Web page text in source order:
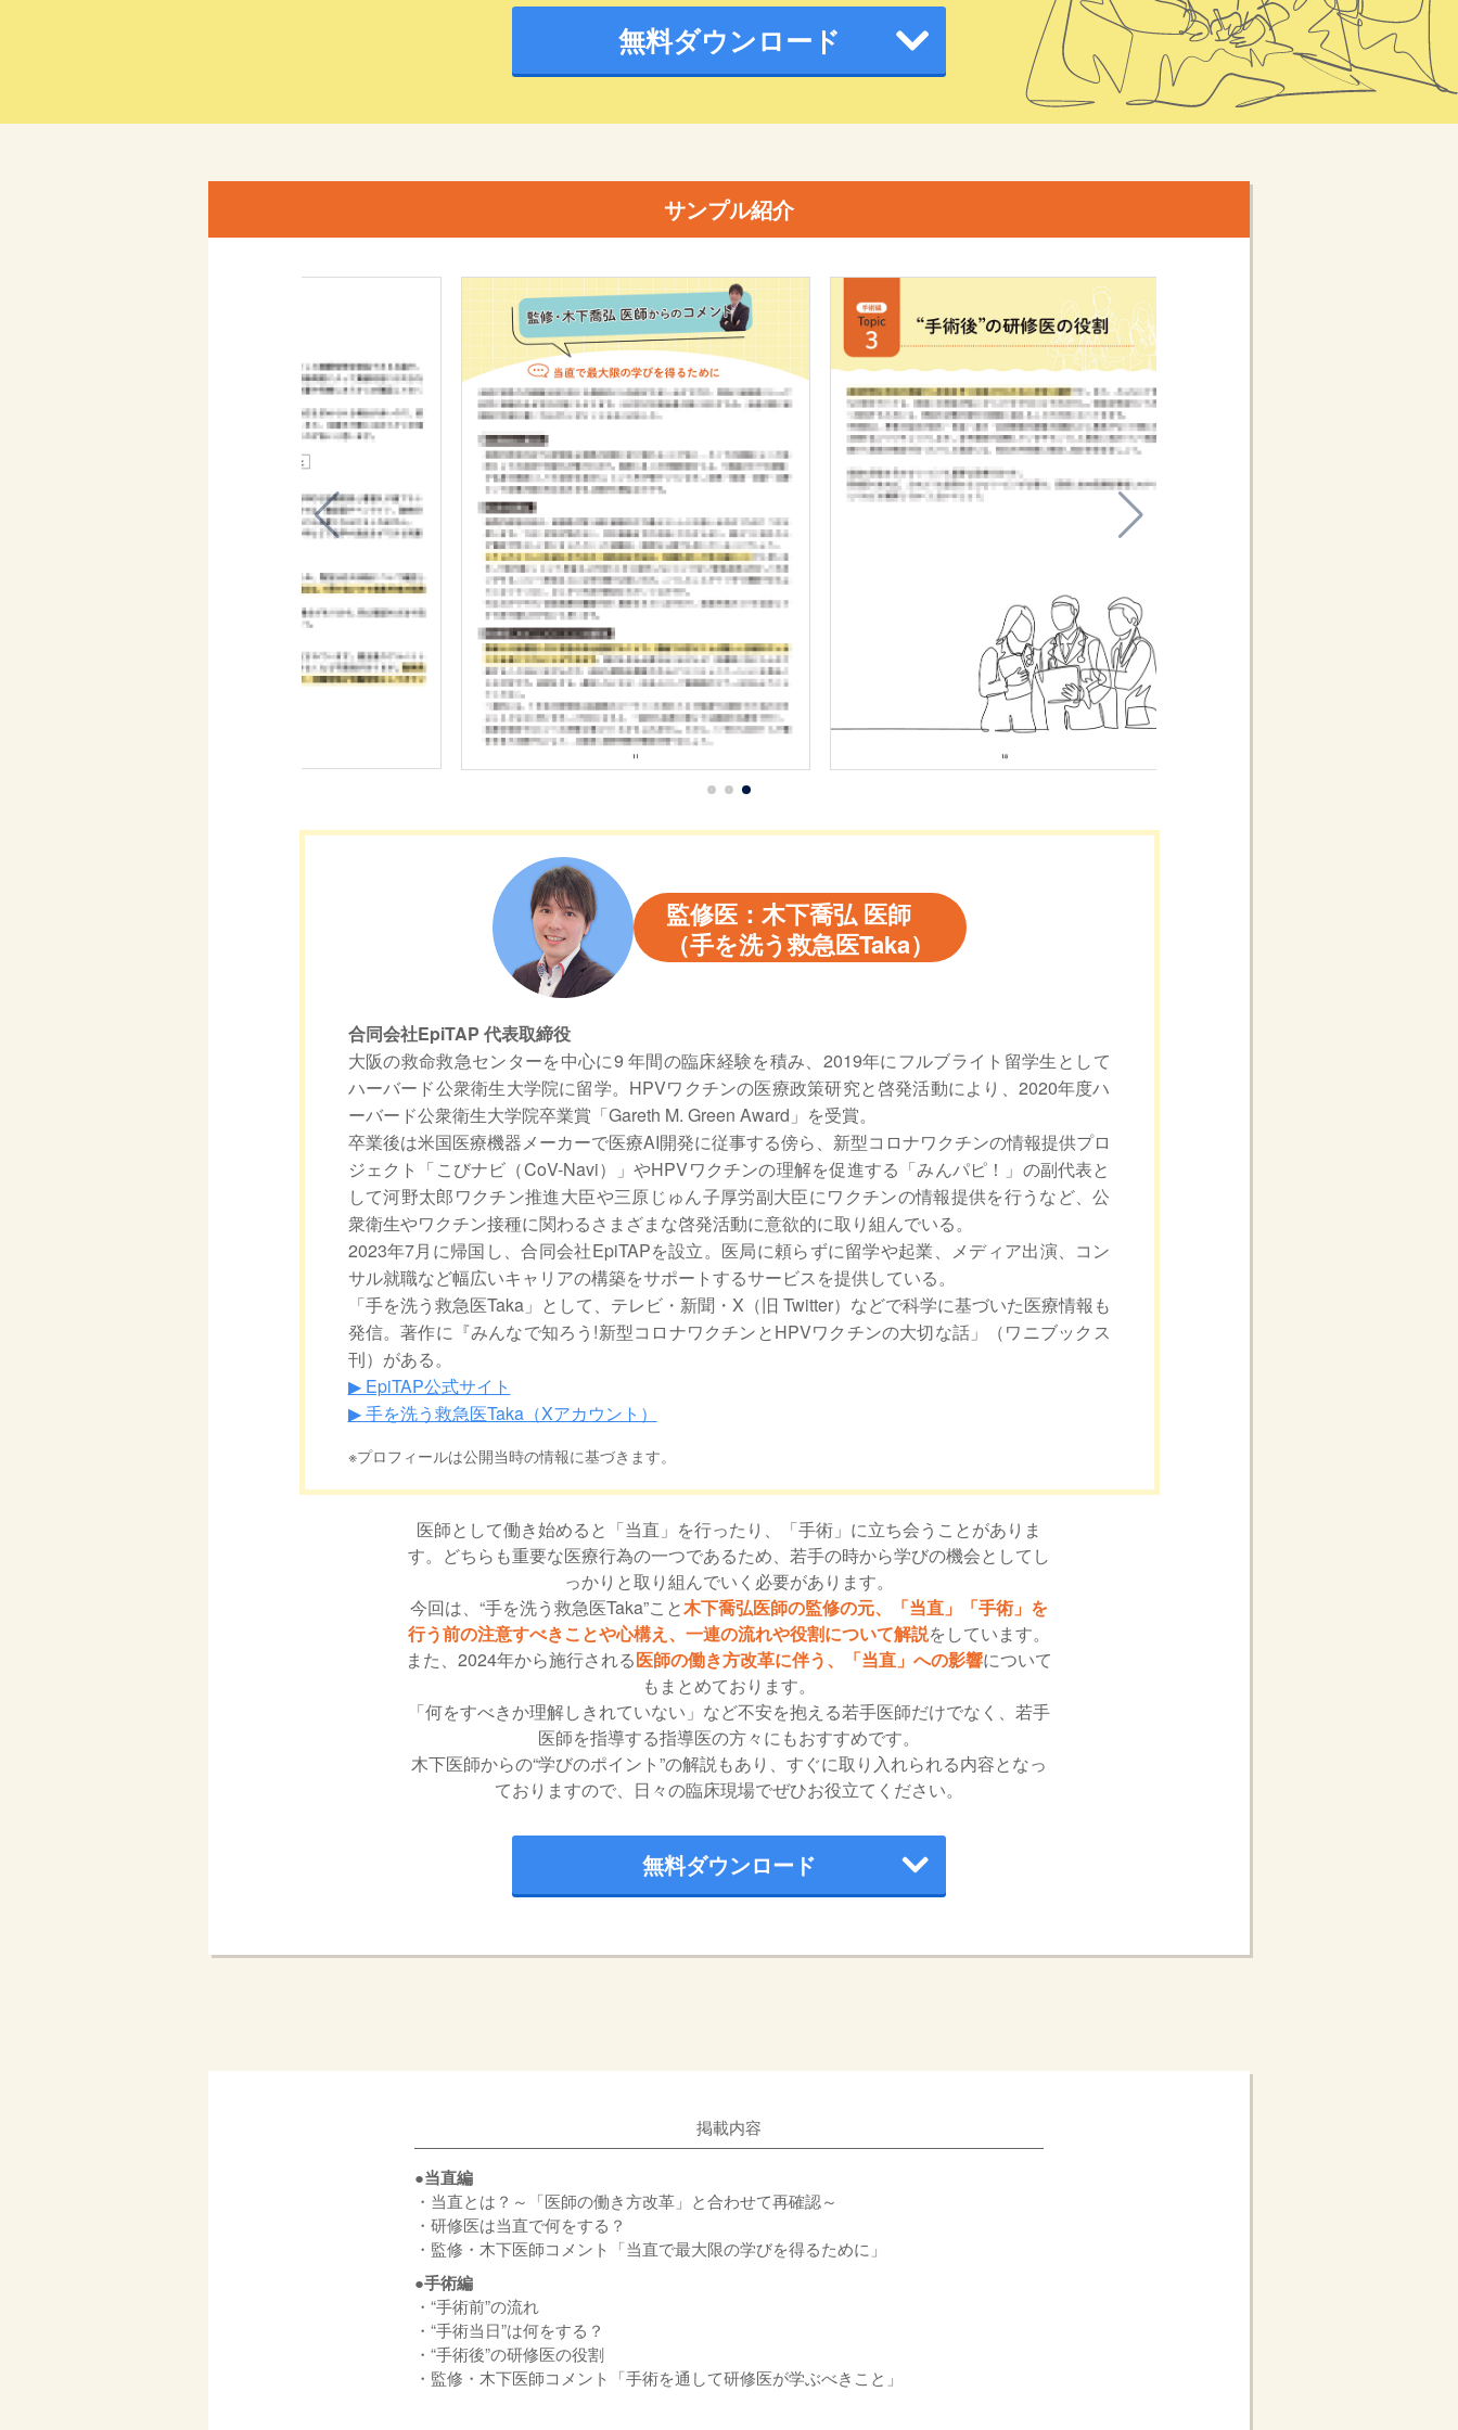
無料ダウンロード
サンプル紹介
監修医：木下喬弘 医師
（手を洗う救急医Taka）
合同会社EpiTAP 代表取締役
大阪の救命救急センターを中心に9 年間の臨床経験を積み、2019年にフルブライト留学生として
ハーバード公衆衛生大学院に留学。HPVワクチンの医療政策研究と啓発活動により、2020年度ハ
ーバード公衆衛生大学院卒業賞「Gareth M. Green Award」を受賞。
卒業後は米国医療機器メーカーで医療AI開発に従事する傍ら、新型コロナワクチンの情報提供プロ
ジェクト「こびナビ（CoV-Navi）」やHPVワクチンの理解を促進する「みんパピ！」の副代表と
して河野太郎ワクチン推進大臣や三原じゅん子厚労副大臣にワクチンの情報提供を行うなど、公
衆衛生やワクチン接種に関わるさまざまな啓発活動に意欲的に取り組んでいる。
2023年7月に帰国し、合同会社EpiTAPを設立。医局に頼らずに留学や起業、メディア出演、コン
サル就職など幅広いキャリアの構築をサポートするサービスを提供している。
「手を洗う救急医Taka」として、テレビ・新聞・X（旧 Twitter）などで科学に基づいた医療情報も
発信。著作に『みんなで知ろう!新型コロナワクチンとHPVワクチンの大切な話」（ワニブックス
刊）がある。
▶︎ EpiTAP公式サイト
▶︎ 手を洗う救急医Taka（Xアカウント）
※プロフィールは公開当時の情報に基づきます。
医師として働き始めると「当直」を行ったり、「手術」に立ち会うことがありま
す。どちらも重要な医療行為の一つであるため、若手の時から学びの機会としてし
っかりと取り組んでいく必要があります。
今回は、“手を洗う救急医Taka”こと木下喬弘医師の監修の元、「当直」「手術」を
行う前の注意すべきことや心構え、一連の流れや役割について解説をしています。
また、2024年から施行される医師の働き方改革に伴う、「当直」への影響について
もまとめております。
「何をすべきか理解しきれていない」など不安を抱える若手医師だけでなく、若手
医師を指導する指導医の方々にもおすすめです。
木下医師からの“学びのポイント”の解説もあり、すぐに取り入れられる内容となっ
ておりますので、日々の臨床現場でぜひお役立てください。
無料ダウンロード
掲載内容
●当直編
・当直とは？～「医師の働き方改革」と合わせて再確認～
・研修医は当直で何をする？
・監修・木下医師コメント「当直で最大限の学びを得るために」
●手術編
・“手術前”の流れ
・“手術当日”は何をする？
・“手術後”の研修医の役割
・監修・木下医師コメント「手術を通して研修医が学ぶべきこと」